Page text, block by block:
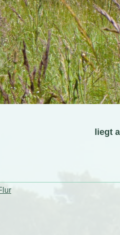
liegt